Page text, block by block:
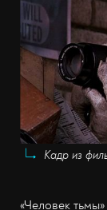
Кадр из
«Человек